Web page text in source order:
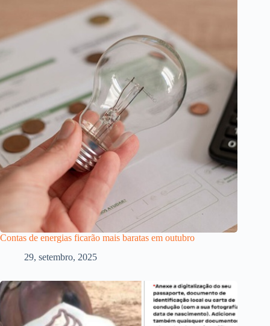
Contas de energias ficarão mais baratas em outubro
29, setembro, 2025